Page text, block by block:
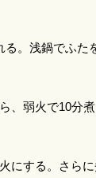
。浅鍋でふた
、弱火で10分煮
する。さらに